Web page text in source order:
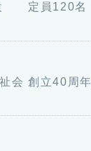
定員120名
会 創立40周